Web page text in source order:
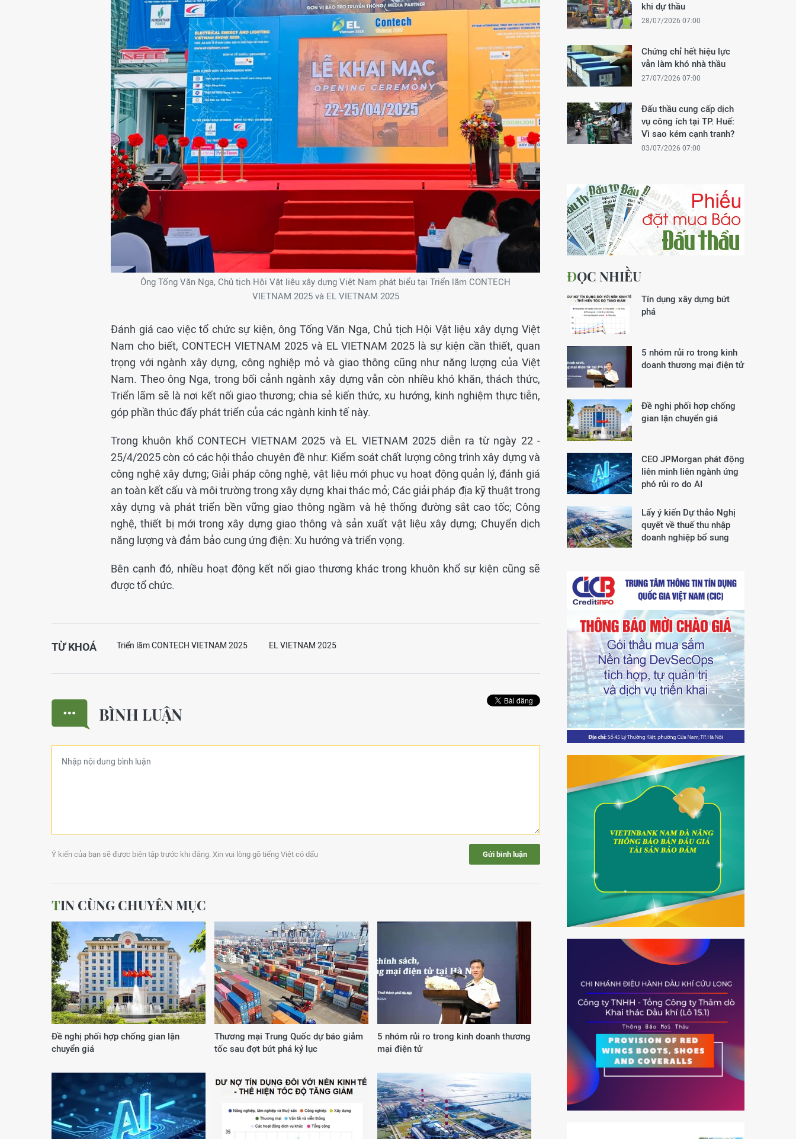
Ông Tống Văn Nga, Chủ tịch Hội Vật liệu xây dựng Việt Nam phát biểu tại Triển lãm CONTECH
VIETNAM 2025 và EL VIETNAM 2025
Đánh giá cao việc tổ chức sự kiện, ông Tống Văn Nga, Chủ tịch Hội Vật liệu xây dựng Việt
Nam cho biết, CONTECH VIETNAM 2025 và EL VIETNAM 2025 là sự kiện cần thiết, quan
trọng với ngành xây dựng, công nghiệp mỏ và giao thông cũng như năng lượng của Việt
Nam. Theo ông Nga, trong bối cảnh ngành xây dựng vẫn còn nhiều khó khăn, thách thức,
Triển lãm sẽ là nơi kết nối giao thương; chia sẻ kiến thức, xu hướng, kinh nghiệm thực tiễn,
góp phần thúc đẩy phát triển của các ngành kinh tế này.
Trong khuôn khổ CONTECH VIETNAM 2025 và EL VIETNAM 2025 diễn ra từ ngày 22 -
25/4/2025 còn có các hội thảo chuyên đề như: Kiểm soát chất lượng công trình xây dựng và
công nghệ xây dựng; Giải pháp công nghệ, vật liệu mới phục vụ hoạt động quản lý, đánh giá
an toàn kết cấu và môi trường trong xây dựng khai thác mỏ; Các giải pháp địa kỹ thuật trong
xây dựng và phát triển bền vững giao thông ngầm và hệ thống đường sắt cao tốc; Công
nghệ, thiết bị mới trong xây dựng giao thông và sản xuất vật liệu xây dựng; Chuyển dịch
năng lượng và đảm bảo cung ứng điện: Xu hướng và triển vọng.
Bên cạnh đó, nhiều hoạt động kết nối giao thương khác trong khuôn khổ sự kiện cũng sẽ
được tổ chức.
TỪ KHOÁ Triển lãm CONTECH VIETNAM 2025 EL VIETNAM 2025
BÌNH LUẬN
Ý kiến của bạn sẽ được biên tập trước khi đăng. Xin vui lòng gõ tiếng Việt có dấu Gửi bình luận
TIN CÙNG CHUYÊN MỤC
Đề nghị phối hợp chống gian lận
chuyển giá
Thương mại Trung Quốc dự báo giảm
tốc sau đợt bứt phá kỷ lục
5 nhóm rủi ro trong kinh doanh thương
mại điện tử
khi dự thầu
28/07/2026 07:00
Chứng chỉ hết hiệu lực
vẫn làm khó nhà thầu
27/07/2026 07:00
Đấu thầu cung cấp dịch
vụ công ích tại TP. Huế:
Vì sao kém cạnh tranh?
03/07/2026 07:00
ĐỌC NHIỀU
Tín dụng xây dựng bứt
phá
5 nhóm rủi ro trong kinh
doanh thương mại điện tử
Đề nghị phối hợp chống
gian lận chuyển giá
CEO JPMorgan phát động
liên minh liên ngành ứng
phó rủi ro do AI
Lấy ý kiến Dự thảo Nghị
quyết về thuế thu nhập
doanh nghiệp bổ sung